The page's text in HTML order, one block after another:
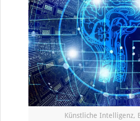
Künstliche Intelligenz,